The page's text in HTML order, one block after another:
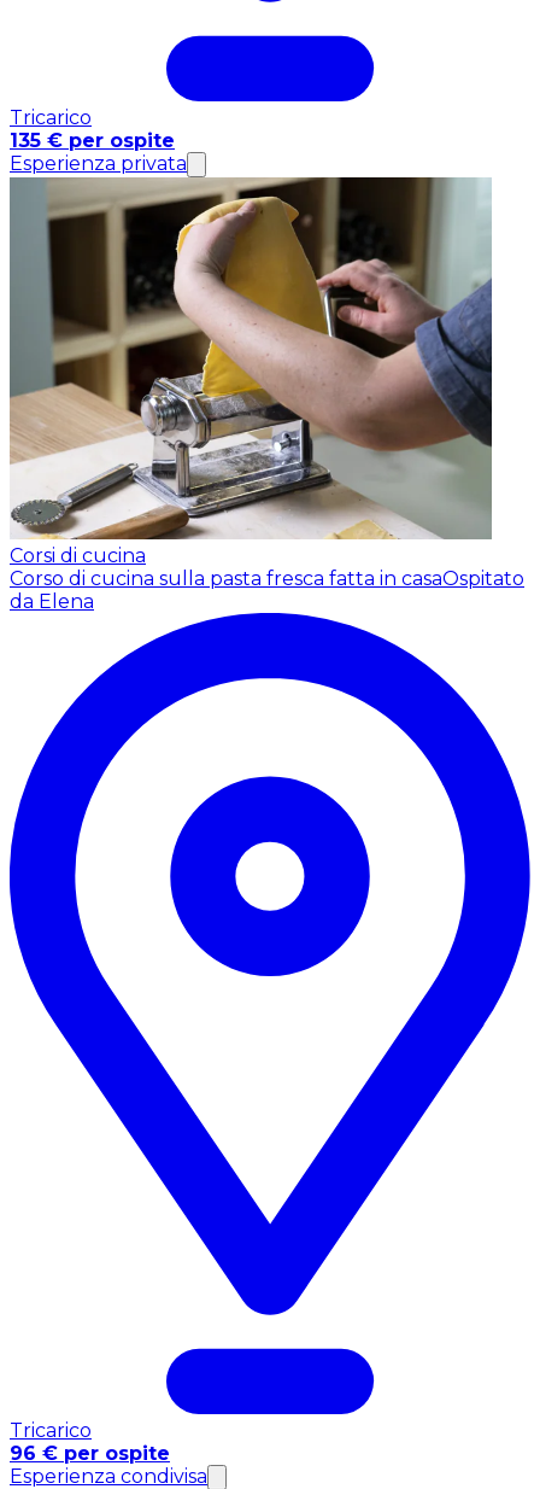
Tricarico
135 € per ospite
Esperienza privata
Corsi di cucina
Corso di cucina sulla pasta fresca fatta in casaOspitato
da Elena
Tricarico
96 € per ospite
Esperienza condivisa